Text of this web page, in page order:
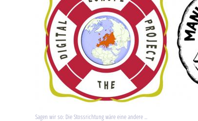
Sagen wir so: Die Stossrichtung wäre eine andere ...